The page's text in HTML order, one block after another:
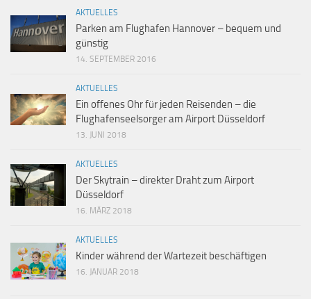
AKTUELLES
Parken am Flughafen Hannover – bequem und
günstig
14. SEPTEMBER 2016
AKTUELLES
Ein offenes Ohr für jeden Reisenden – die
Flughafenseelsorger am Airport Düsseldorf
13. JUNI 2018
AKTUELLES
Der Skytrain – direkter Draht zum Airport
Düsseldorf
16. MÄRZ 2018
AKTUELLES
Kinder während der Wartezeit beschäftigen
16. JANUAR 2018